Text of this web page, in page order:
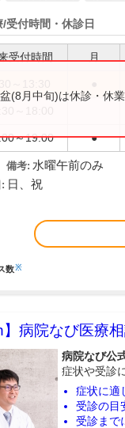
/受付時間・休診日
受付時間 月
～19:00 ●
(8月中旬)は休診・休
備考: 水曜午前のみ
日、祝
数※
病院なび医療
病院なび公
症状や受診
症状に適
受診の目
受診まで